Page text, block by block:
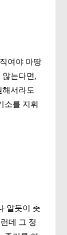
여야 마땅
않는다면,
서라도
소를 지휘
알듯이 촛
데 그 정